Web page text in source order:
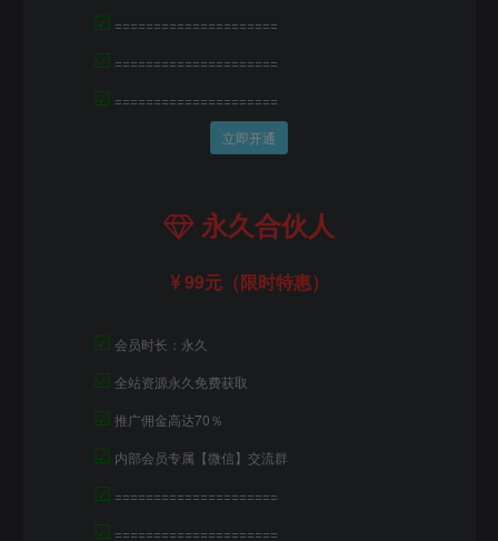
☑ =====================
☑ =====================
☑ =====================
立即开通
永久合伙人
99元（限时特惠）
☑ 会员时长：永久
☑ 全站资源永久免费获取
☑ 推广佣金高达70％
☑ 内部会员专属【微信】交流群
☑ =====================
☑ =====================